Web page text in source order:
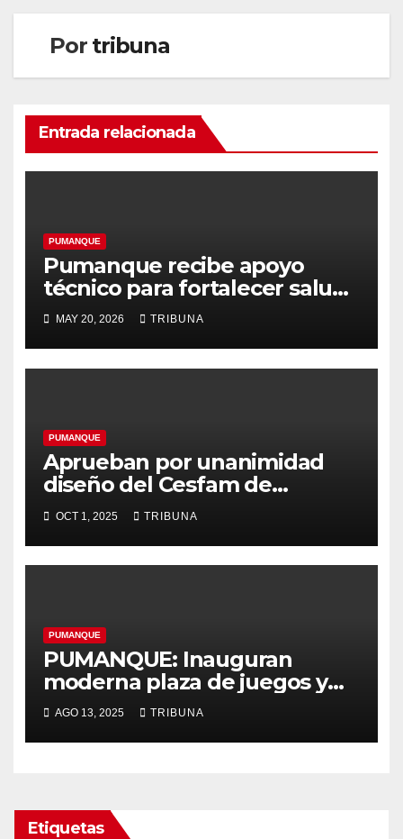
Por tribuna
Entrada relacionada
PUMANQUE
Pumanque recibe apoyo
técnico para fortalecer salud
rural
MAY 20, 2026 TRIBUNA
PUMANQUE
Aprueban por unanimidad
diseño del Cesfam de
Pumanque con inversión de
más de $129 millones
OCT 1, 2025 TRIBUNA
PUMANQUE
PUMANQUE: Inauguran
moderna plaza de juegos y
nueva multicancha en La
Gloria y Villa Padre Hurtado
AGO 13, 2025 TRIBUNA
Etiquetas